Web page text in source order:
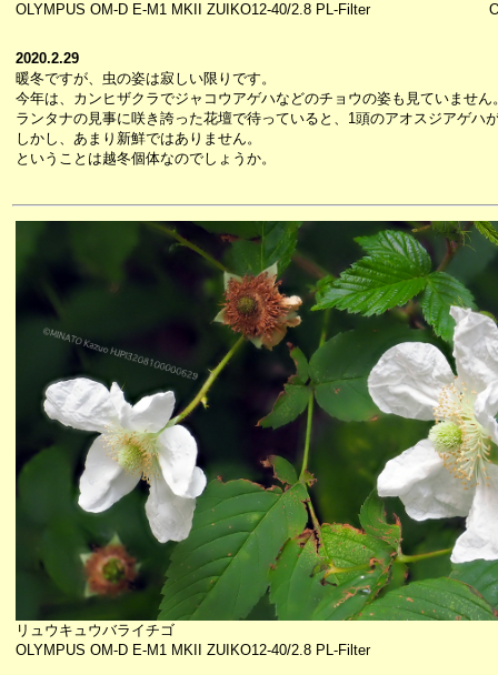
OLYMPUS OM-D E-M1 MKII ZUIKO12-40/2.8 PL-Filter
2020.2.29
暖冬ですが、虫の姿は寂しい限りです。
今年は、カンヒザクラでジャコウアゲハなどのチョウの姿も見ていません
ランタナの見事に咲き誇った花壇で待っていると、1頭のアオスジアゲハ
しかし、あまり新鮮ではありません。
ということは越冬個体なのでしょうか。
リュウキュウバライチゴ
OLYMPUS OM-D E-M1 MKII ZUIKO12-40/2.8 PL-Filter